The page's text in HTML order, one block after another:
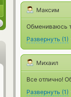
Максим
Обмениваюсь
Развернуть (1)
Михаил
Все отлично!
Развернуть (1)